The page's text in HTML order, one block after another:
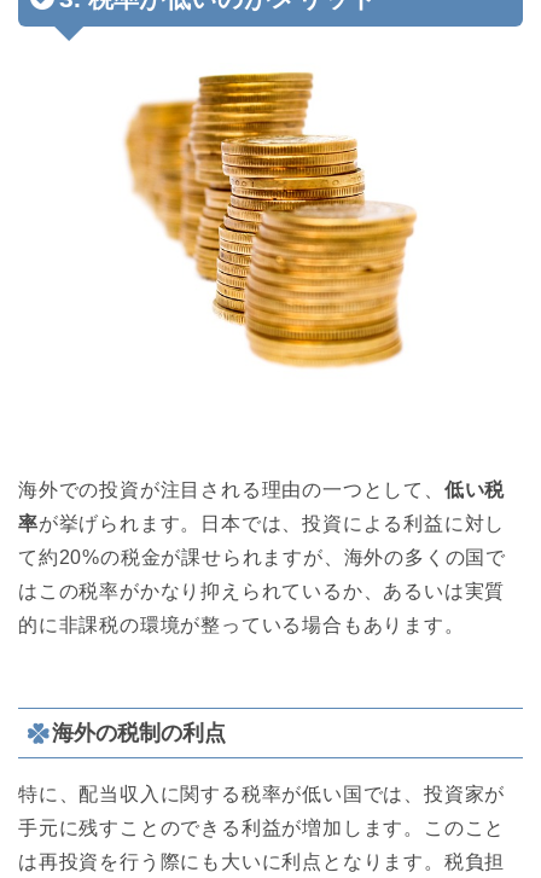
海外での投資が注目される理由の一つとして、 低い税
率が挙げられます。日本では、投資による利益に対し
て約20%の税金が課せられますが、海外の多くの国で
はこの税率がかなり抑えられているか、あるいは実質
的に非課税の環境が整っている場合もあります。
海外の税制の利点
特に、配当収入に関する税率が低い国では、投資家が
手元に残すことのできる利益が増加します。このこと
は再投資を行う際にも大いに利点となります。税負担